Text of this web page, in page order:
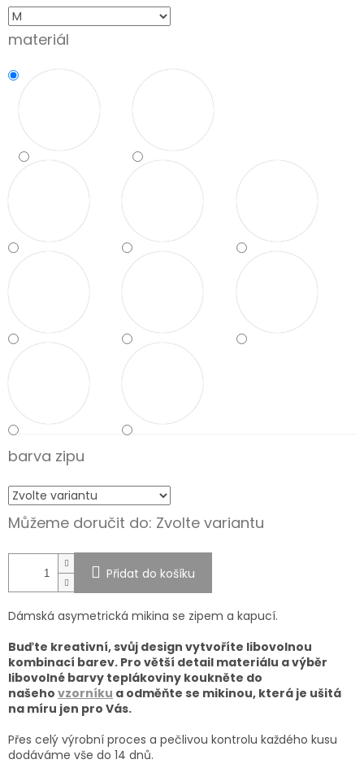
materiál
barva zipu
Můžeme doručit do: Zvolte variantu
Přidat do košíku
Dámská asymetrická mikina se zipem a kapucí.
Buďte kreativní, svůj design vytvoříte libovolnou
kombinací barev. Pro větší detail materiálu a výběr
libovolné barvy teplákoviny koukněte do
našeho vzorníku a odměňte se mikinou, která je ušitá
na míru jen pro Vás.
Přes celý výrobní proces a pečlivou kontrolu každého kusu
dodáváme vše do 14 dnů.